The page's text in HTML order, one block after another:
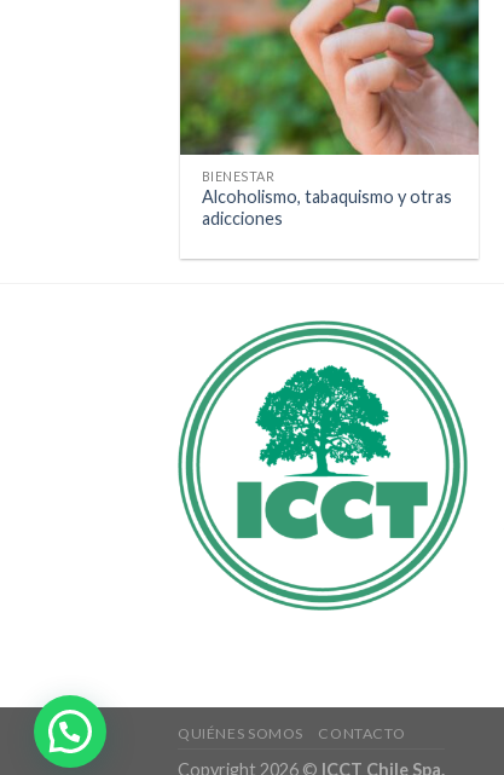
BIENESTAR
Alcoholismo, tabaquismo y otras
adicciones
QUIÉNES SOMOS CONTACTO
Copyright 2026 © ICCT Chile Spa.